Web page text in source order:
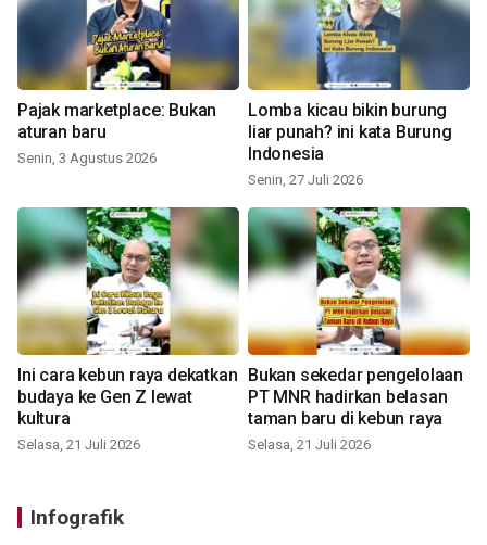
Pajak marketplace: Bukan
aturan baru
Senin, 3 Agustus 2026
Lomba kicau bikin burung
liar punah? ini kata Burung
Indonesia
Senin, 27 Juli 2026
Ini cara kebun raya dekatkan
budaya ke Gen Z lewat
kultura
Selasa, 21 Juli 2026
Bukan sekedar pengelolaan
PT MNR hadirkan belasan
taman baru di kebun raya
Selasa, 21 Juli 2026
Infografik